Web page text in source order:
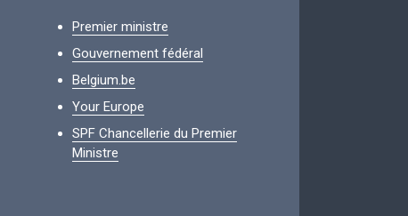
Premier ministre
Gouvernement fédéral
Belgium.be
Your Europe
SPF Chancellerie du Premier
Ministre